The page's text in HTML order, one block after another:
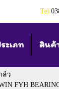
Tel:
ะเภท สินค้
ล์ว
FYH